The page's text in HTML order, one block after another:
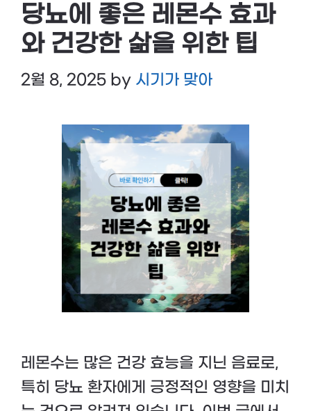
당뇨에 좋은 레몬수 효과
와 건강한 삶을 위한 팁
2월 8, 2025 by 시기가 맞아
레몬수는 많은 건강 효능을 지닌 음료로,
특히 당뇨 환자에게 긍정적인 영향을 미치